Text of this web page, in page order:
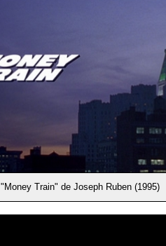
"Money Train" de Joseph Ruben (1995)